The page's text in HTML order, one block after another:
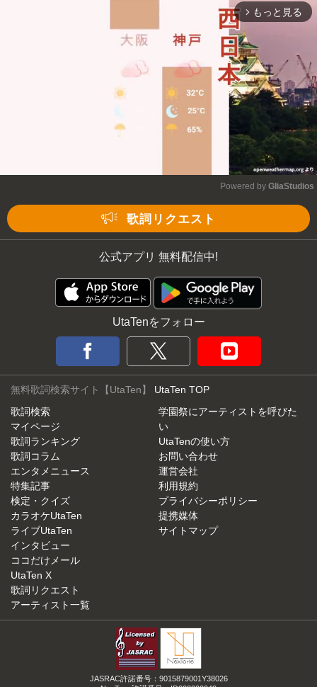
arrow_forward_ios もっと見る
Powered by GliaStudios
歌詞リクエスト
公式アプリ 無料配信中!
UtaTenをフォロー
無料歌詞検索サイト【UtaTen】 UtaTen TOP
歌詞検索
マイページ
歌詞ランキング
歌詞コラム
エンタメニュース
特集記事
検定・クイズ
カラオケUtaTen
ライブUtaTen
インタビュー
ココだけメール
UtaTen X
歌詞リクエスト
アーティスト一覧
学園祭にアーティストを呼びた
い
UtaTenの使い方
お問い合わせ
運営会社
利用規約
プライバシーポリシー
提携媒体
サイトマップ
JASRAC許諾番号：9015879001Y38026